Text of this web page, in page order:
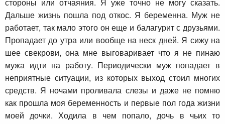
стороны или отчаяния. Я уже точно не могу сказать.
Дальше жизнь пошла под откос. Я беременна. Муж не
работает, так мало этого он еще и балагурит с друзьями.
Пропадает до утра или вообще на неск дней. Я сижу на
шее свекрови, она мне выговаривает что я не пинаю
мужа идти на работу. Периодически муж попадает в
неприятные ситуации, из которых выход стоил многих
средств. Я ночами проливала слезы и даже не помню
как прошла моя беременность и первые пол года жизни
моей дочки. Ходила в чем попало, дочь в чьих то